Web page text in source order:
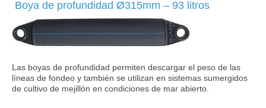
Boya de profundidad Ø315mm – 93 litros
Las boyas de profundidad permiten descargar el peso de las
líneas de fondeo y también se utilizan en sistemas sumergidos
de cultivo de mejillón en condiciones de mar abierto.